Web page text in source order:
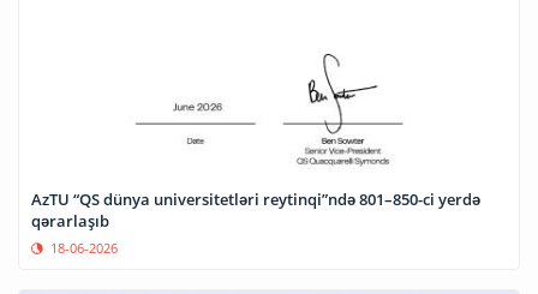
AzTU “QS dünya universitetləri reytinqi”ndə 801–850-ci yerdə
qərarlaşıb
18-06-2026